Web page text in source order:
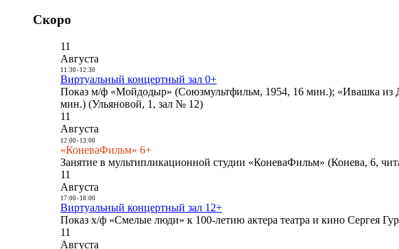
Скоро
11
Августа
11:30- 12:30
Виртуальный концертный зал 0+
Показ м/ф «Мойдодыр» (Союзмультфильм, 1954, 16 мин.); «Ивашка из
мин.) (Ульяновой, 1, зал № 12)
11
Августа
12:00- 13:00
«КоневаФильм» 6+
Занятие в мультипликационной студии «КоневаФильм» (Конева, 6,
11
Августа
17:00- 18:00
Виртуальный концертный зал 12+
Показ х/ф «Смелые люди» к 100-летию актера театра и кино Сергея
11
Августа